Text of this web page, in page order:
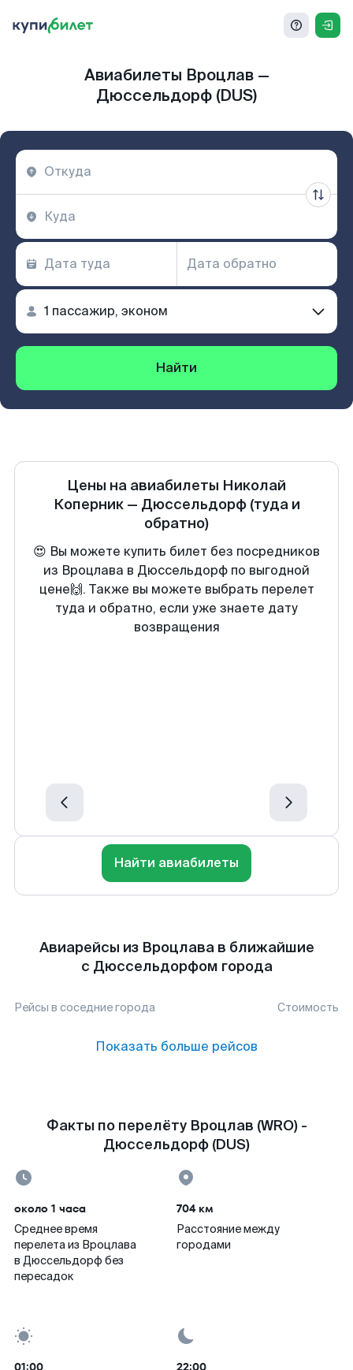
Авиабилеты Вроцлав —
Дюссельдорф (DUS)
Найти
Цены на авиабилеты Николай
Коперник— Дюссельдорф (туда и
обратно)
😍 Вы можете купить билет без посредников
из Вроцлава в Дюссельдорф по выгодной
цене🙌. Также вы можете выбрать перелет
туда и обратно, если уже знаете дату
возвращения
Найти авиабилеты
Авиарейсы из Вроцлава в ближайшие
с Дюссельдорфом города
Рейсы в соседние города Стоимость
Показать больше рейсов
Факты по перелёту Вроцлав (WRO) -
Дюссельдорф (DUS)
около 1 часа
Среднее время
перелета из Вроцлава
в Дюссельдорф без
пересадок
704 км
Расстояние между
городами
01:00 22:00